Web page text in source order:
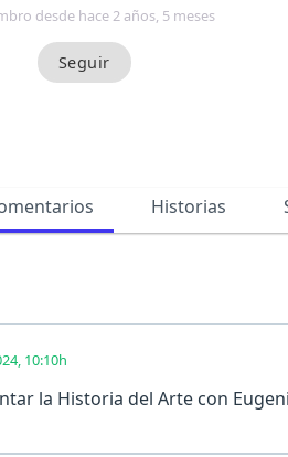
desde hace 2 años, 5 meses
Historias
10:10h
la Historia del Arte con